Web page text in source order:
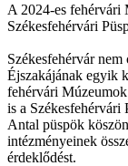
A 2024-es fehérvári
Székesfehérvári
Székesfehérvár
Éjszakájának egyik
fehérvári
is a Székesfehérvári
Antal püspök
intézményeinek
érdeklődést.